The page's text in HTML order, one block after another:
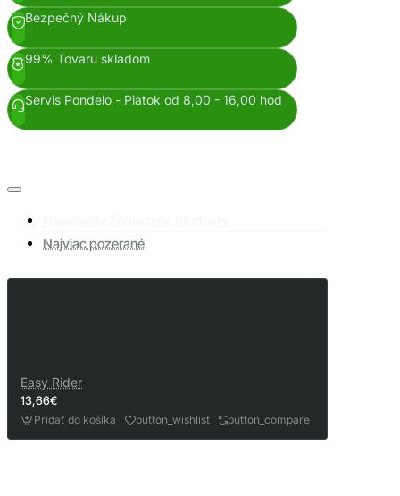
Bezpečný Nákup
99% Tovaru skladom
Servis Pondelo - Piatok od 8,00 - 16,00 hod
Najviac pozerané
Easy Rider
13,66€
Pridať do košíka button_wishlist button_compare